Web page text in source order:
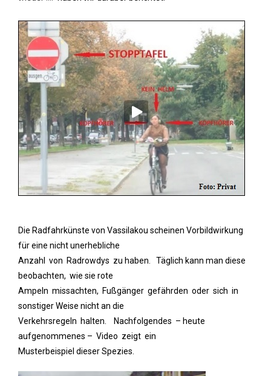
Die Radfahrkünste von Vassilakou scheinen Vorbildwirkung
für eine nicht unerhebliche
Anzahl von Radrowdys zu haben. Täglich kann man diese
beobachten, wie sie rote
Ampeln missachten, Fußgänger gefährden oder sich in
sonstiger Weise nicht an die
Verkehrsregeln halten. Nachfolgendes – heute
aufgenommenes – Video zeigt ein
Musterbeispiel dieser Spezies.